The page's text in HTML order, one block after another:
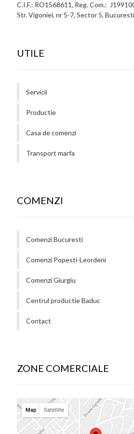
C.I.F.: RO1568611, Reg. Com.:
Str. Vigoniei, nr 5-7, Sector 5, Bucuresti
UTILE
Servicii
Productie
Casa de comenzi
Transport marfa
COMENZI
Comenzi Bucuresti
Comenzi Popesti-Leordeni
Comenzi Giurgiu
Centrul productie Baduc
Contact
ZONE COMERCIALE